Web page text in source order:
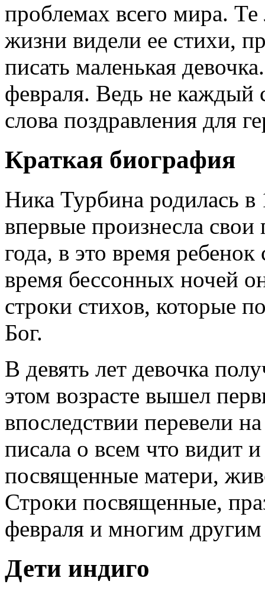
проблемах всего мира.
жизни видели ее стихи,
писать маленькая
февраля. Ведь не
слова поздравления для
Краткая биография
Ника Турбина родилась в
впервые произнесла свои
года, в это время
время бессонных ночей
строки стихов, которые
Бог.
В девять лет девочка
этом возрасте вышел
впоследствии перевели
писала о всем что видит
посвященные матери,
Строки посвященные,
февраля и многим
Дети индиго